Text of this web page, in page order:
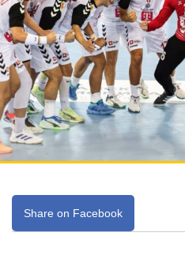
Share on Facebook